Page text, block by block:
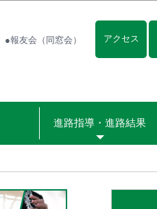
●報友会（同窓会） アクセス
進路指導・進路結果